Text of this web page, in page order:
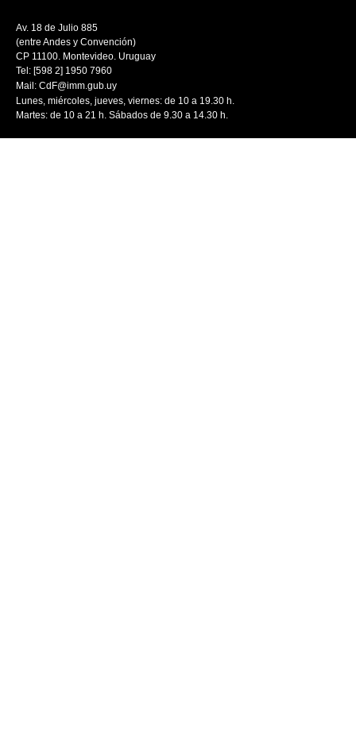
Av. 18 de Julio 885
(entre Andes y Convención)
CP 11100. Montevideo. Uruguay
Tel: [598 2] 1950 7960
Mail: CdF@imm.gub.uy
Lunes, miércoles, jueves, viernes: de 10 a 19.30 h.
Martes: de 10 a 21 h. Sábados de 9.30 a 14.30 h.